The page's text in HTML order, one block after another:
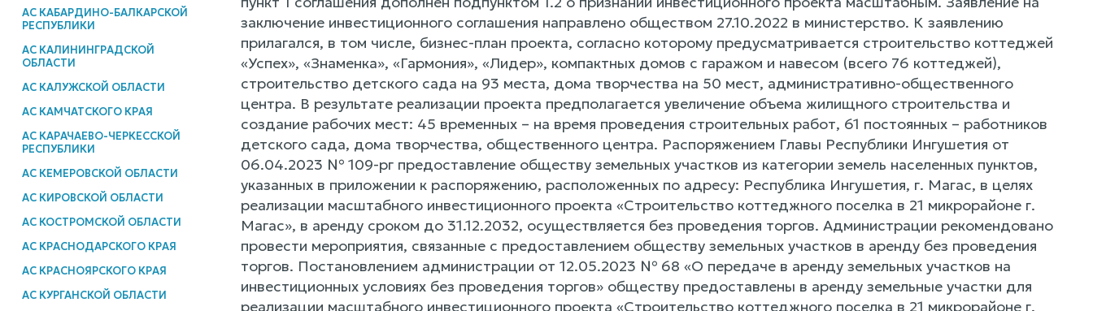
АС КАБАРДИНО-БАЛКАРСКОЙ
РЕСПУБЛИКИ
АС КАЛИНИНГРАДСКОЙ
ОБЛАСТИ
АС КАЛУЖСКОЙ ОБЛАСТИ
АС КАМЧАТСКОГО КРАЯ
АС КАРАЧАЕВО-ЧЕРКЕССКОЙ
РЕСПУБЛИКИ
АС КЕМЕРОВСКОЙ ОБЛАСТИ
АС КИРОВСКОЙ ОБЛАСТИ
АС КОСТРОМСКОЙ ОБЛАСТИ
АС КРАСНОДАРСКОГО КРАЯ
АС КРАСНОЯРСКОГО КРАЯ
АС КУРГАНСКОЙ ОБЛАСТИ
заключение инвестиционного соглашения направлено обществом 27.10.2022 в министерство. К заявлению
прилагался, в том числе, бизнес-план проекта, согласно которому предусматривается строительство коттеджей
«Успех», «Знаменка», «Гармония», «Лидер», компактных домов с гаражом и навесом (всего 76 коттеджей),
строительство детского сада на 93 места, дома творчества на 50 мест, административно-общественного
центра. В результате реализации проекта предполагается увеличение объема жилищного строительства и
создание рабочих мест: 45 временных – на время проведения строительных работ, 61 постоянных – работников
детского сада, дома творчества, общественного центра. Распоряжением Главы Республики Ингушетия от
06.04.2023 № 109-рг предоставление обществу земельных участков из категории земель населенных пунктов,
указанных в приложении к распоряжению, расположенных по адресу: Республика Ингушетия, г. Магас, в целях
реализации масштабного инвестиционного проекта «Строительство коттеджного поселка в 21 микрорайоне г.
Магас», в аренду сроком до 31.12.2032, осуществляется без проведения торгов. Администрации рекомендовано
провести мероприятия, связанные с предоставлением обществу земельных участков в аренду без проведения
торгов. Постановлением администрации от 12.05.2023 № 68 «О передаче в аренду земельных участков на
инвестиционных условиях без проведения торгов» обществу предоставлены в аренду земельные участки для
реализации масштабного инвестиционного проекта «Строительство коттеджного поселка в 21 микрорайоне г.